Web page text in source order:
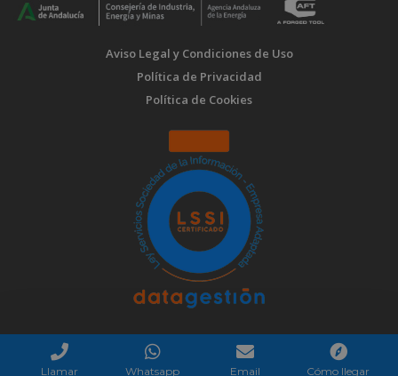
Llamar Whatsapp Email Cómo llegar
Aviso Legal y Condiciones de Uso
Política de Privacidad
Política de Cookies